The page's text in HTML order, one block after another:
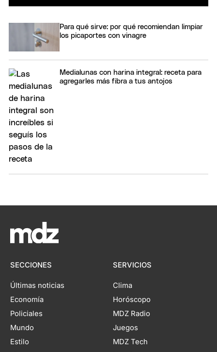
Para qué sirve: por qué recomiendan limpiar
los picaportes con vinagre
Medialunas con harina integral: receta para
agregarles más fibra a tus antojos
SECCIONES
Últimas noticias
Economía
Policiales
Mundo
Estilo
SERVICIOS
Clima
Horóscopo
MDZ Radio
Juegos
MDZ Tech